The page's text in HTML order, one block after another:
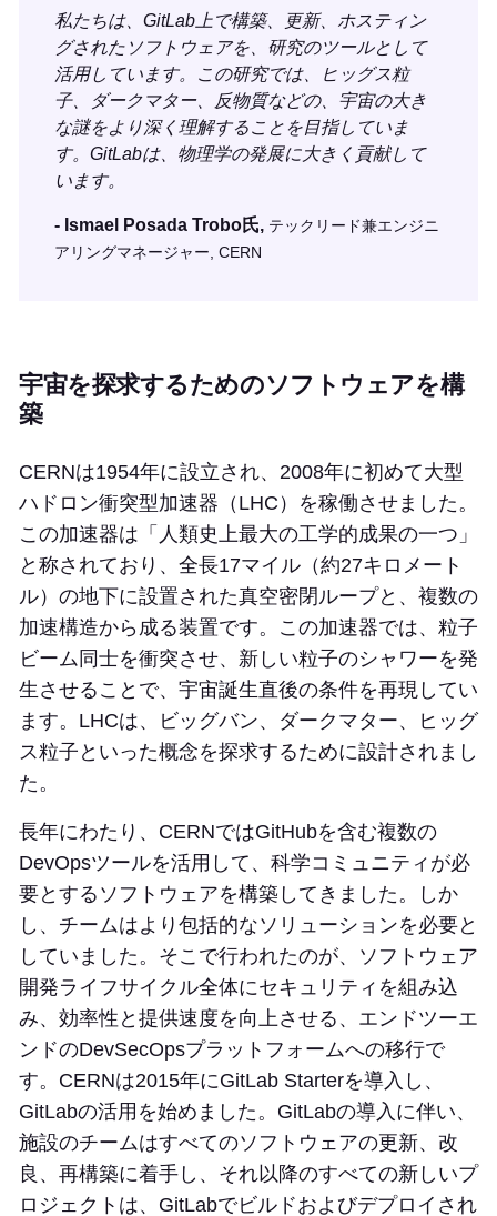
私たちは、GitLab上で構築、更新、ホスティン
グされたソフトウェアを、研究のツールとして
活用しています。この研究では、ヒッグス粒
子、ダークマター、反物質などの、宇宙の大き
な謎をより深く理解することを目指していま
す。GitLabは、物理学の発展に大きく貢献して
います。
- Ismael Posada Trobo氏, テックリード兼エンジニ
アリングマネージャー, CERN
宇宙を探求するためのソフトウェアを構
築
CERNは1954年に設立され、2008年に初めて大型
ハドロン衝突型加速器（LHC）を稼働させました。
この加速器は「人類史上最大の工学的成果の一つ」
と称されており、全長17マイル（約27キロメート
ル）の地下に設置された真空密閉ループと、複数の
加速構造から成る装置です。この加速器では、粒子
ビーム同士を衝突させ、新しい粒子のシャワーを発
生させることで、宇宙誕生直後の条件を再現してい
ます。LHCは、ビッグバン、ダークマター、ヒッグ
ス粒子といった概念を探求するために設計されまし
た。
長年にわたり、CERNではGitHubを含む複数の
DevOpsツールを活用して、科学コミュニティが必
要とするソフトウェアを構築してきました。しか
し、チームはより包括的なソリューションを必要と
していました。そこで行われたのが、ソフトウェア
開発ライフサイクル全体にセキュリティを組み込
み、効率性と提供速度を向上させる、エンドツーエ
ンドのDevSecOpsプラットフォームへの移行で
す。CERNは2015年にGitLab Starterを導入し、
GitLabの活用を始めました。GitLabの導入に伴い、
施設のチームはすべてのソフトウェアの更新、改
良、再構築に着手し、それ以降のすべての新しいプ
ロジェクトは、GitLabでビルドおよびデプロイされ